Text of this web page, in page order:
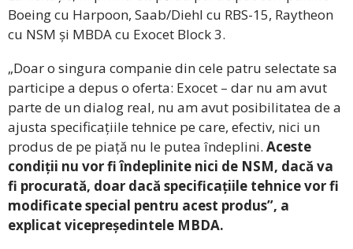
Boeing cu Harpoon, Saab/Diehl cu RBS-15, Raytheon
cu NSM și MBDA cu Exocet Block 3.
„Doar o singura companie din cele patru selectate sa
participe a depus o oferta: Exocet – dar nu am avut
parte de un dialog real, nu am avut posibilitatea de a
ajusta specificațiile tehnice pe care, efectiv, nici un
produs de pe piață nu le putea îndeplini. Aceste
condiții nu vor fi îndeplinite nici de NSM, dacă va
fi procurată, doar dacă specificațiile tehnice vor fi
modificate special pentru acest produs”, a
explicat vicepreședintele MBDA.